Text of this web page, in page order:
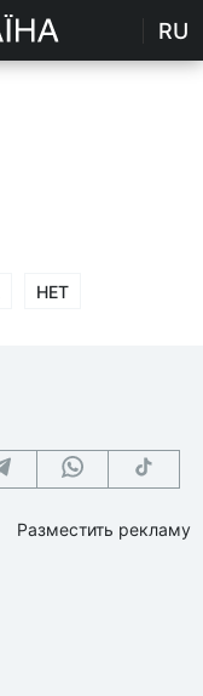
RU
НЕТ
Разместить рекламу